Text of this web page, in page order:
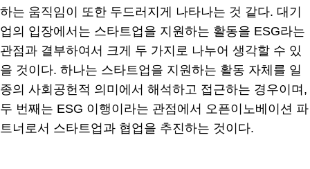
하는 움직임이 또한 두드러지게 나타나는 것 같다. 대기
업의 입장에서는 스타트업을 지원하는 활동을 ESG라는
관점과 결부하여서 크게 두 가지로 나누어 생각할 수 있
을 것이다. 하나는 스타트업을 지원하는 활동 자체를 일
종의 사회공헌적 의미에서 해석하고 접근하는 경우이며,
두 번째는 ESG 이행이라는 관점에서 오픈이노베이션 파
트너로서 스타트업과 협업을 추진하는 것이다.